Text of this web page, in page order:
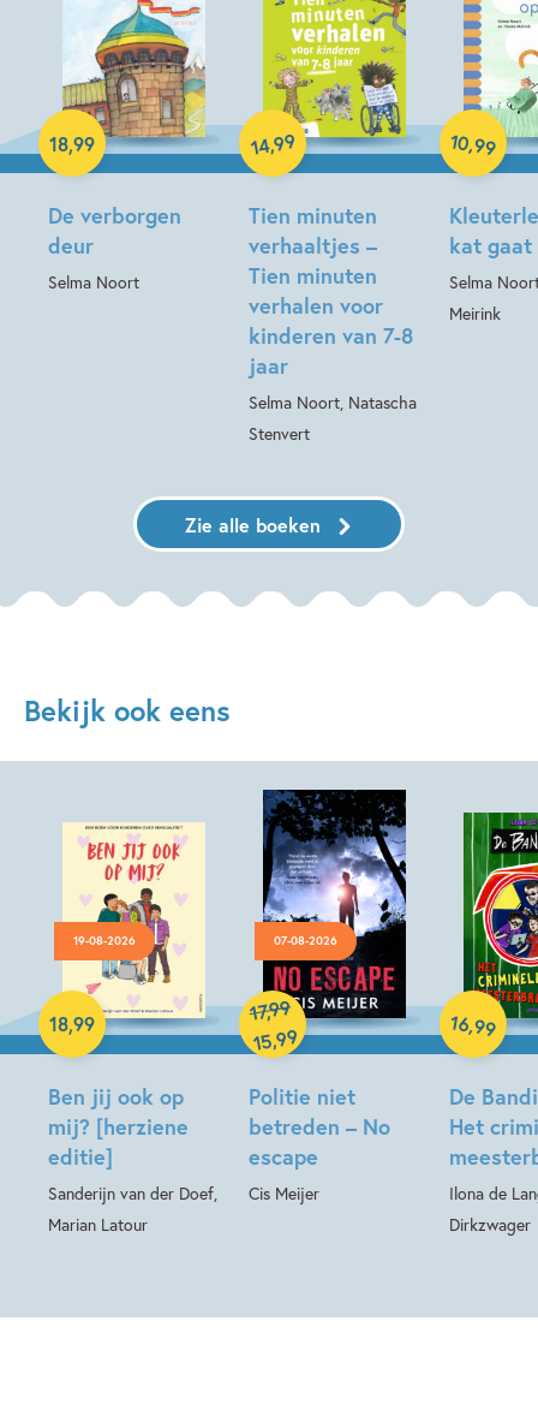
De verborgen
deur
Selma Noort
18,99
Hardcover
Tien minuten
verhaaltjes –
Tien minuten
verhalen voor
kinderen van 7-8
jaar
Selma Noort, Natascha
Stenvert
14,99
Hardcover
kat gaat
Selma
Meirink
10,99
Hardcover
Zie alle boeken
Bekijk ook eens
19-08-2026
Ben jij ook op
mij? [herziene
editie]
Sanderijn van der Doef,
Marian Latour
18,99
Hardcover
07-08-2026
Politie niet
betreden – No
escape
Cis Meijer
17,99
15,99
Hardcover
De
Het
Ilona de
Dirkzwager
16,99
Hardcover